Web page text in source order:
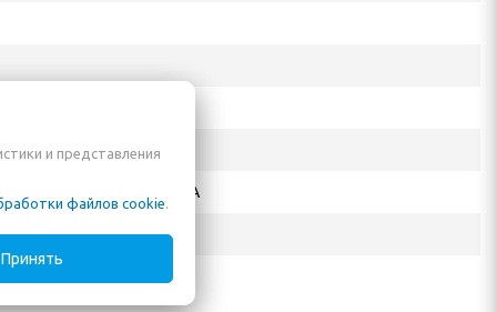
Suzhou, Jiangsu, CHINA
Е. А.
и представления
файлов cookie.
Принять